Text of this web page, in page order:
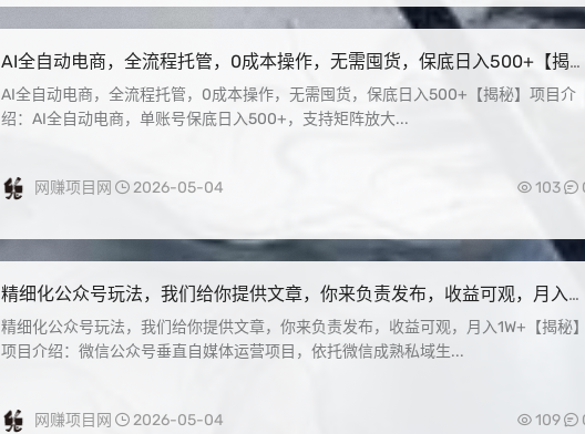
AI全自动电商，全流程托管，0成本操作，无需囤货，保底日入500+【揭
秘】
AI全自动电商，全流程托管，0成本操作，无需囤货，保底日入500+【揭秘】项目介
绍：AI全自动电商，单账号保底日入500+，支持矩阵放大...
网赚项目网 2026-05-04 103
精细化公众号玩法，我们给你提供文章，你来负责发布，收益可观，月入
1W+【揭秘】
精细化公众号玩法，我们给你提供文章，你来负责发布，收益可观，月入1W+【揭秘
项目介绍：微信公众号垂直自媒体运营项目，依托微信成熟私域生...
网赚项目网 2026-05-04 109